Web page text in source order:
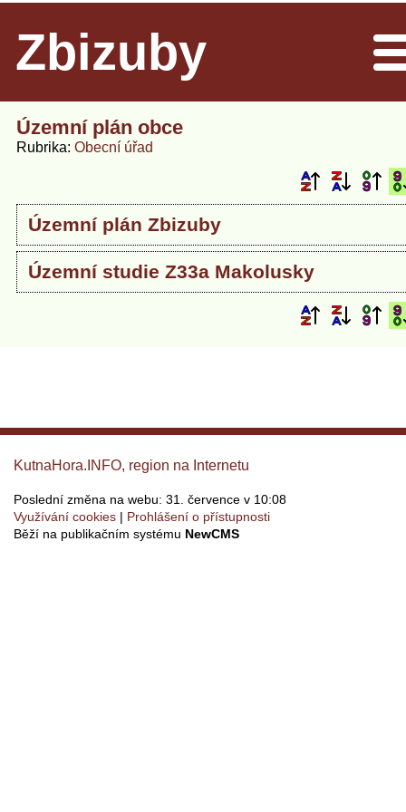
Zbizuby
Územní plán obce
Rubrika Obecní úřad
Územní plán Zbizuby
Územní studie Z33a Makolusky
KutnaHora.INFO, region na Internetu
Poslední změna na webu: 31. července v 10:08
Využívání cookies
Prohlášení o přístupnosti
Běží na publikačním systému NewCMS